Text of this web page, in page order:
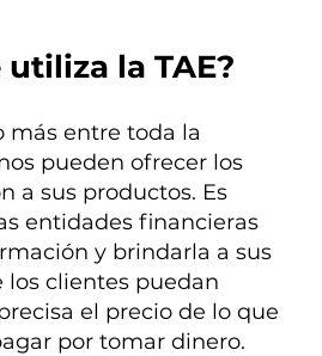
la TAE?
más entre toda la
pueden ofrecer los
a sus productos. Es
entidades financieras
y brindarla a sus
los clientes puedan
el precio de lo que
por tomar dinero.